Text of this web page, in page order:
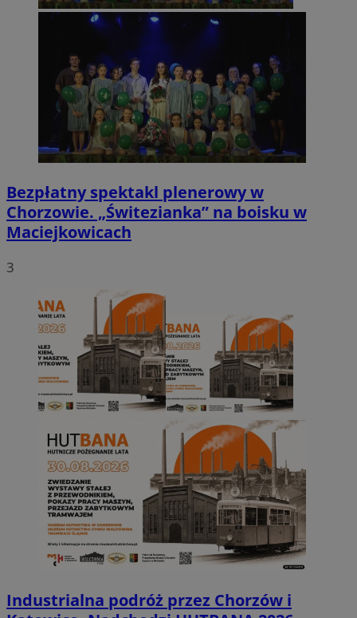
Bezpłatny spektakl plenerowy w
Chorzowie. „Świtezianka” na boisku w
Maciejkowicach
3
Industrialna podróż przez Chorzów i